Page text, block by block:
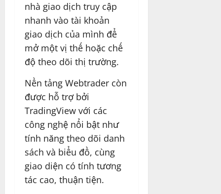
nhà giao dịch truy cập
nhanh vào tài khoản
giao dịch của mình để
mở một vị thế hoặc chế
độ theo dõi thị trường.
Nền tảng Webtrader còn
được hỗ trợ bởi
TradingView với các
công nghệ nổi bật như
tính năng theo dõi danh
sách và biểu đồ, cùng
giao diện có tính tương
tác cao, thuận tiện.